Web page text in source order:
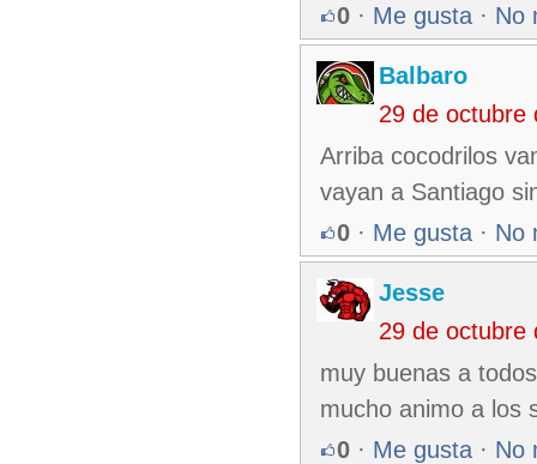
0 · Me gusta · No
Balbaro
29 de octubre
Arriba cocodrilos
vayan a Santiago
0 · Me gusta · No
Jesse
29 de octubre
muy buenas a
mucho animo a los
0 · Me gusta · No